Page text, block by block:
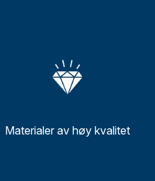
Materialer av høy kvalitet